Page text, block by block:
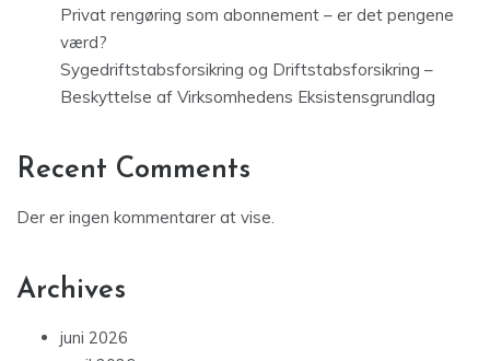
Privat rengøring som abonnement – er det pengene
værd?
Sygedriftstabsforsikring og Driftstabsforsikring –
Beskyttelse af Virksomhedens Eksistensgrundlag
Recent Comments
Der er ingen kommentarer at vise.
Archives
juni 2026